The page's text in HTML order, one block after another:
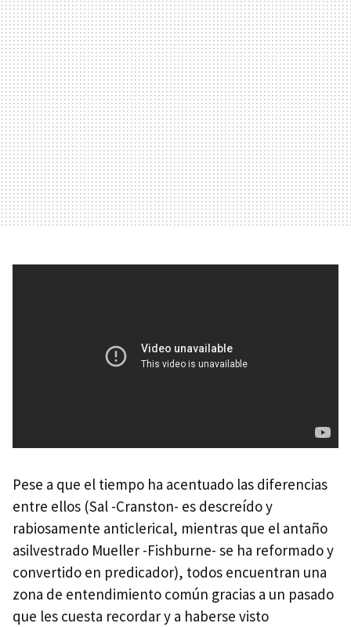
Pese a que el tiempo ha acentuado las diferencias
entre ellos (Sal -Cranston- es descreído y
rabiosamente anticlerical, mientras que el antaño
asilvestrado Mueller -Fishburne- se ha reformado y
convertido en predicador), todos encuentran una
zona de entendimiento común gracias a un pasado
que les cuesta recordar y a haberse visto